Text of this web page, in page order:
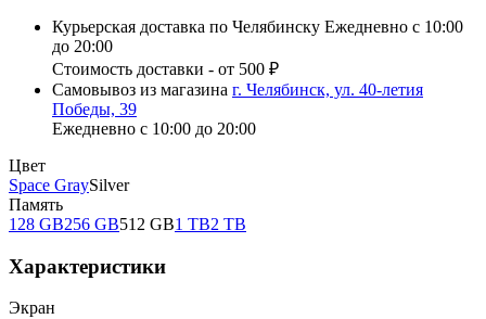
Курьерская доставка по Челябинску Ежедневно с 10:00
до 20:00
Стоимость доставки - от 500 ₽
Самовывоз из магазина г. Челябинск, ул. 40-летия
Победы, 39
Ежедневно с 10:00 до 20:00
Цвет
Space GraySilver
Память
128 GB256 GB512 GB1 TB2 TB
Характеристики
Экран